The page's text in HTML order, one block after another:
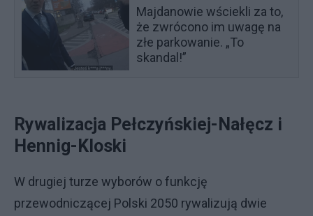
Majdanowie wściekli za to,
że zwrócono im uwagę na
złe parkowanie. „To
skandal!”
Rywalizacja Pełczyńskiej-Nałęcz i
Hennig-Kloski
W drugiej turze wyborów o funkcję
przewodniczącej Polski 2050 rywalizują dwie